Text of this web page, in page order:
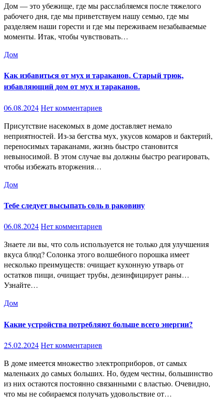
Дом — это убежище, где мы расслабляемся после тяжелого
рабочего дня, где мы приветствуем нашу семью, где мы
разделяем наши горести и где мы переживаем незабываемые
моменты. Итак, чтобы чувствовать…
Дом
Как избавиться от мух и тараканов. Старый трюк,
избавляющий дом от мух и тараканов.
06.08.2024Нет комментариев
Присутствие насекомых в доме доставляет немало
неприятностей. Из-за бегства мух, укусов комаров и бактерий,
переносимых тараканами, жизнь быстро становится
невыносимой. В этом случае вы должны быстро реагировать,
чтобы избежать вторжения…
Дом
Тебе следует высыпать соль в раковину
06.08.2024Нет комментариев
Знаете ли вы, что соль используется не только для улучшения
вкуса блюд? Солонка этого волшебного порошка имеет
несколько преимуществ: очищает кухонную утварь от
остатков пищи, очищает трубы, дезинфицирует раны…
Узнайте…
Дом
Какие устройства потребляют больше всего энергии?
25.02.2024Нет комментариев
В доме имеется множество электроприборов, от самых
маленьких до самых больших. Но, будем честны, большинство
из них остаются постоянно связанными с властью. Очевидно,
что мы не собираемся получать удовольствие от…